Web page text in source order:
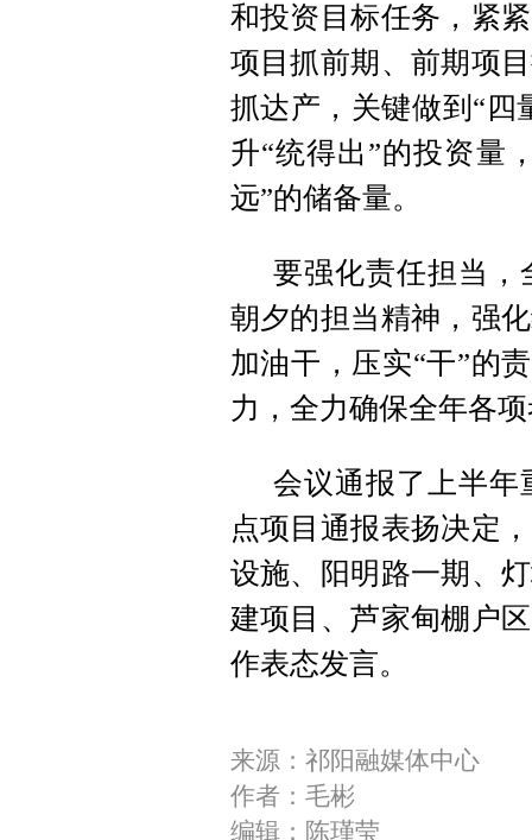
和投资目标任务，紧
项目抓前期、前期项
抓达产，关键做到“四
升“统得出”的投资量
远”的储备量。
要强化责任担当，
朝夕的担当精神，强
加油干，压实“干”的
力，全力确保全年各
会议通报了上半年
点项目通报表扬决定
设施、阳明路一期、
建项目、芦家甸棚户
作表态发言。
来源：祁阳融媒体中心
作者：毛彬
编辑：陈瑾莹